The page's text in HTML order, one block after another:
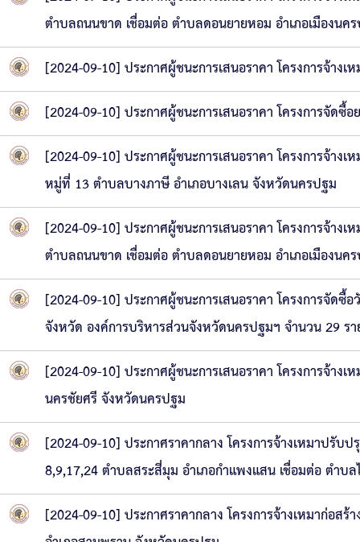
ตำบลถนนขาด เชื่อมต่อ ตำบลดอนยายหอม อำเภอเมืองน
[2024-09-10] ประกาศผู้ชนะการเสนอราคา โครงการจ้าง
[2024-09-10] ประกาศผู้ชนะการเสนอราคา โครงการจัดซื้อ
[2024-09-10] ประกาศผู้ชนะการเสนอราคา โครงการจ้า
หมู่ที่ 13 ตำบลบางภาษี อำเภอบางเลน จังหวัดนครปฐม
[2024-09-10] ประกาศผู้ชนะการเสนอราคา โครงการจ้า
ตำบลถนนขาด เชื่อมต่อ ตำบลดอนยายหอม อำเภอเมืองน
[2024-09-10] ประกาศผู้ชนะการเสนอราคา โครงการจัด
จังหวัด องค์การบริหารส่วนจังหวัดนครปฐมฯ จำนวน 29 รา
[2024-09-10] ประกาศผู้ชนะการเสนอราคา โครงการจ้า
นครชัยศรี จังหวัดนครปฐม
[2024-09-10] ประกาศราคากลาง โครงการจ้างเหมาปรั
8,9,17,24 ตำบลสระสี่มุม อำเภอกำแพงแสน เชื่อมต่อ ตำบ
[2024-09-10] ประกาศราคากลาง โครงการจ้างเหมาก่อ